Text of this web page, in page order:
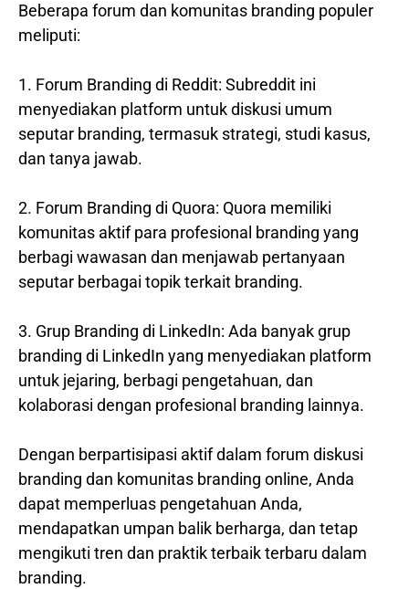
Beberapa forum dan komunitas branding populer
meliputi:
1. Forum Branding di Reddit: Subreddit ini
menyediakan platform untuk diskusi umum
seputar branding, termasuk strategi, studi kasus,
dan tanya jawab.
2. Forum Branding di Quora: Quora memiliki
komunitas aktif para profesional branding yang
berbagi wawasan dan menjawab pertanyaan
seputar berbagai topik terkait branding.
3. Grup Branding di LinkedIn: Ada banyak grup
branding di LinkedIn yang menyediakan platform
untuk jejaring, berbagi pengetahuan, dan
kolaborasi dengan profesional branding lainnya.
Dengan berpartisipasi aktif dalam forum diskusi
branding dan komunitas branding online, Anda
dapat memperluas pengetahuan Anda,
mendapatkan umpan balik berharga, dan tetap
mengikuti tren dan praktik terbaik terbaru dalam
branding.